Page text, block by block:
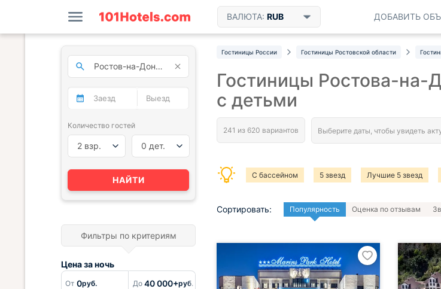
ВАЛЮТА: RUB ДОБАВИТЬ
Гостиницы России Гостиницы Ростовской области
Гостиницы Ростова-на-
с детьми
С бассейном 5 звезд Лучшие 5 звезд
Сортировать: Популярность Оценка по отзывам
Количество гостей
2 взр. 0 дет.
НАЙТИ
Фильтры по критериям
Цена заночь
От 0руб. До 40 000+руб.